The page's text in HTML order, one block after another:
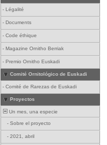
- Légalité
- Documents
- Code éthique
- Magazine Ornitho Berriak
- Premio Ornitho Euskadi
Comité Ornitológico de Euskadi
- Comité de Rarezas de Euskadi
Proyectos
Un mes, una especie
- Sobre el proyecto
- 2021, abril